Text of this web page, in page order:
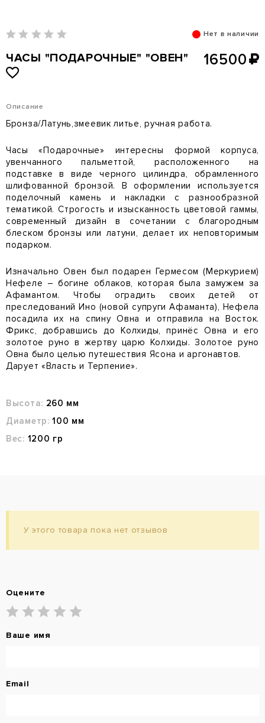
Нет в наличии
ЧАСЫ "ПОДАРОЧНЫЕ" "ОВЕН" 16500
Описание
Бронза/Латунь,змеевик литье, ручная работа.
Часы «Подарочные» интересны формой корпуса,
увенчанного пальметтой, расположенного на
подставке в виде черного цилиндра, обрамленного
шлифованной бронзой. В оформлении используется
поделочный камень и накладки с разнообразной
тематикой. Строгость и изысканность цветовой гаммы,
современный дизайн в сочетании с благородным
блеском бронзы или латуни, делает их неповторимым
подарком.
Изначально Овен был подарен Гермесом (Меркурием)
Нефеле – богине облаков, которая была замужем за
Афамантом. Чтобы оградить своих детей от
преследований Ино (новой супруги Афаманта), Нефела
посадила их на спину Овна и отправила на Восток.
Фрикс, добравшись до Колхиды, принёс Овна и его
золотое руно в жертву царю Колхиды. Золотое руно
Овна было целью путешествия Ясона и аргонавтов.
Дарует «Власть и Терпение».
Высота: 260 мм
Диаметр: 100 мм
Вес: 1200 гр
У этого товара пока нет отзывов
Оцените
Ваше имя
Email